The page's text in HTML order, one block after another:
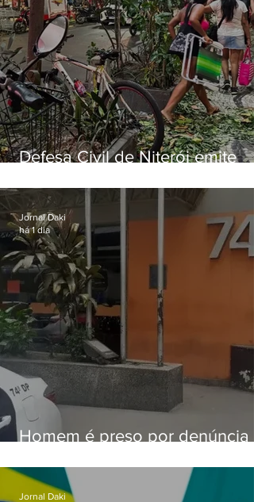
Defesa Civil de Niterói emite
sexta-feira (07)
Homem é preso por denúncia
Alcântara
Jornal Daki
há 1 dia
Jornal Daki